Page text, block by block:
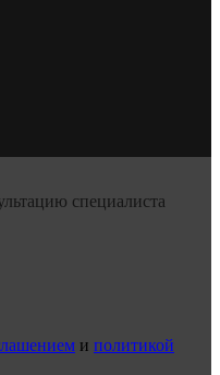
специалиста
и политикой